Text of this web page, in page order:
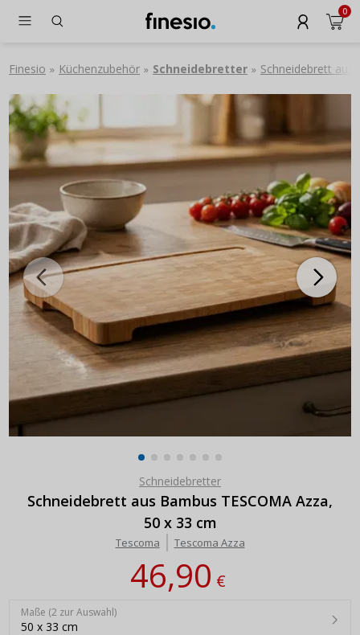
0
Finesio » Küchenzubehör » Schneidebretter » Schneidebrett aus
Schneidebretter
Schneidebrett aus Bambus TESCOMA Azza,
50 x 33 cm
Tescoma Tescoma Azza
46,90€
Maße (2 zur Auswahl)
50 x 33 cm